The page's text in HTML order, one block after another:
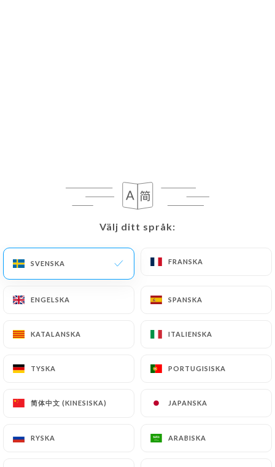
Välj ditt språk:
SVENSKA FRANSKA
ENGELSKA SPANSKA
KATALANSKA ITALIENSKA
TYSKA PORTUGISISKA
简体中文 (KINESISKA) JAPANSKA
RYSKA ARABISKA
Välj ditt språk:
SVENSKA FRANSKA
ENGELSKA SPANSKA
KATALANSKA ITALIENSKA
TYSKA PORTUGISISKA
简体中文 (KINESISKA) JAPANSKA
RYSKA ARABISKA